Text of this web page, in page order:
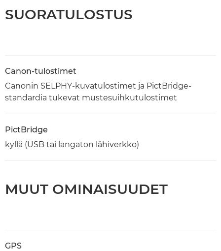
SUORATULOSTUS
Canon-tulostimet
Canonin SELPHY-kuvatulostimet ja PictBridge-
standardia tukevat mustesuihkutulostimet
PictBridge
kyllä (USB tai langaton lähiverkko)
MUUT OMINAISUUDET
GPS